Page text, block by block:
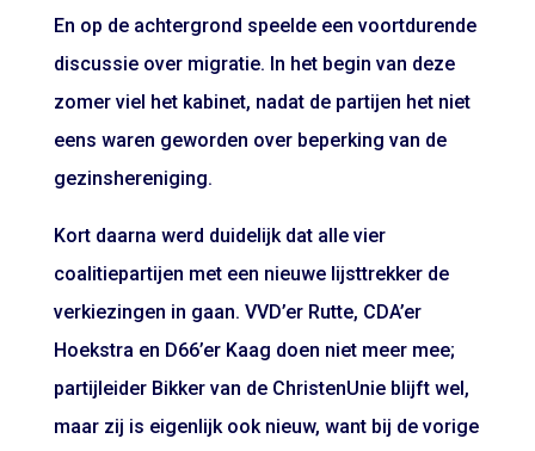
En op de achtergrond speelde een voortdurende
discussie over migratie. In het begin van deze
zomer viel het kabinet, nadat de partijen het niet
eens waren geworden over beperking van de
gezinshereniging.
Kort daarna werd duidelijk dat alle vier
coalitiepartijen met een nieuwe lijsttrekker de
verkiezingen in gaan. VVD’er Rutte, CDA’er
Hoekstra en D66’er Kaag doen niet meer mee;
partijleider Bikker van de ChristenUnie blijft wel,
maar zij is eigenlijk ook nieuw, want bij de vorige